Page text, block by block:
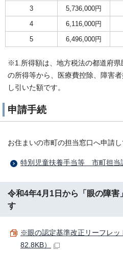
3
5,736,000円
4
6,116,000円
5
6,496,000円
※1.所得額は、地方税法の都道府
の所得等から、医療費控除、障害
し引いた額です。
申請手続
お住まいの市町の担当窓口へ申請し
特別児童扶養手当等＿市町担当
令和4年4月1日から「眼の障害
す
※眼の認定基準改正リーフレッ
82.8KB）